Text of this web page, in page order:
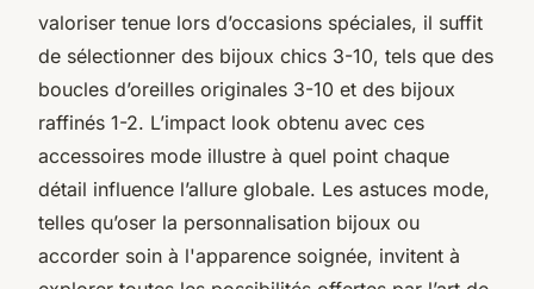
valoriser tenue lors d’occasions spéciales, il suffit
de sélectionner des bijoux chics 3-10, tels que des
boucles d’oreilles originales 3-10 et des bijoux
raffinés 1-2. L’impact look obtenu avec ces
accessoires mode illustre à quel point chaque
détail influence l’allure globale. Les astuces mode,
telles qu’oser la personnalisation bijoux ou
accorder soin à l'apparence soignée, invitent à